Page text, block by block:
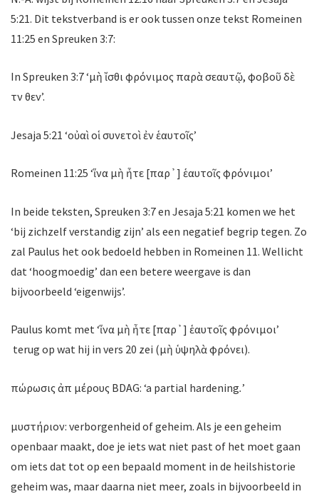
5:21. Dit tekstverband is er ook tussen onze tekst Romeinen
11:25 en Spreuken 3:7:
In Spreuken 3:7 ‘μὴ ἴσθι φρόνιμος παρὰ σεαυτῷ, φοβοῦ δὲ
τὸν θεὸν’.
Jesaja 5:21 ‘οὐαὶ οἱ συνετοὶ ἐν ἑαυτοῖς’
Romeinen 11:25 ‘ἵνα μὴ ἦτε [παρ᾽] ἑαυτοῖς φρόνιμοι’
In beide teksten, Spreuken 3:7 en Jesaja 5:21 komen we het
‘bij zichzelf verstandig zijn’ als een negatief begrip tegen. Zo
zal Paulus het ook bedoeld hebben in Romeinen 11. Wellicht
dat ‘hoogmoedig’ dan een betere weergave is dan
bijvoorbeeld ‘eigenwijs’.
Paulus komt met ‘ἵνα μὴ ἦτε [παρ᾽] ἑαυτοῖς φρόνιμοι’
terug op wat hij in vers 20 zei (μὴ ὑψηλὰ φρόνει).
πώρωσις ἀπὸ μέρους BDAG: ‘a partial hardening.’
μυστήριον: verborgenheid of geheim. Als je een geheim
openbaar maakt, doe je iets wat niet past of het moet gaan
om iets dat tot op een bepaald moment in de heilshistorie
geheim was, maar daarna niet meer, zoals in bijvoorbeeld in